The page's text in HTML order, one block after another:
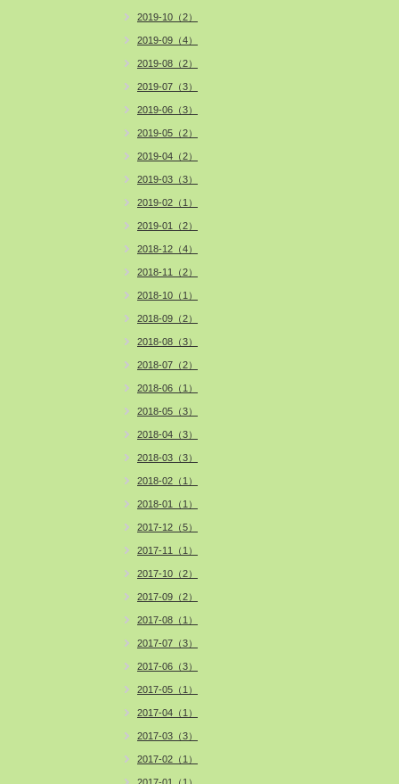
2019-10（2）
2019-09（4）
2019-08（2）
2019-07（3）
2019-06（3）
2019-05（2）
2019-04（2）
2019-03（3）
2019-02（1）
2019-01（2）
2018-12（4）
2018-11（2）
2018-10（1）
2018-09（2）
2018-08（3）
2018-07（2）
2018-06（1）
2018-05（3）
2018-04（3）
2018-03（3）
2018-02（1）
2018-01（1）
2017-12（5）
2017-11（1）
2017-10（2）
2017-09（2）
2017-08（1）
2017-07（3）
2017-06（3）
2017-05（1）
2017-04（1）
2017-03（3）
2017-02（1）